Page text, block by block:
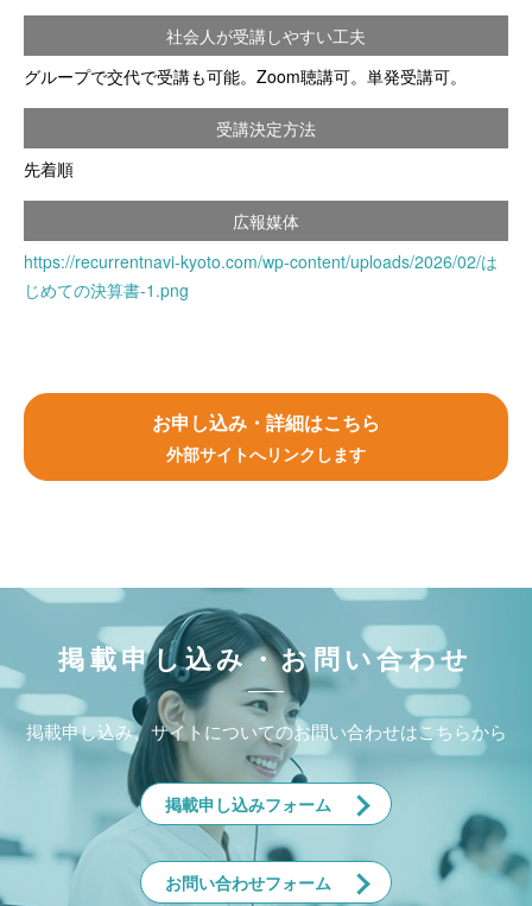
社会人が受講しやすい工夫
グループで交代で受講も可能。Zoom聴講可。単発受講可。
受講決定方法
先着順
広報媒体
https://recurrentnavi-kyoto.com/wp-content/uploads/2026/02/は
じめての決算書-1.png
お申し込み・詳細はこちら
外部サイトへリンクします
掲載申し込み・お問い合わせ
掲載申し込み、サイトについてのお問い合わせはこちらから
掲載申し込みフォーム
お問い合わせフォーム